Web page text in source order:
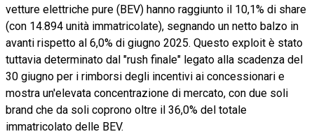
vetture elettriche pure (BEV) hanno raggiunto il 10,1% di share
(con 14.894 unità immatricolate), segnando un netto balzo in
avanti rispetto al 6,0% di giugno 2025. Questo exploit è stato
tuttavia determinato dal "rush finale" legato alla scadenza del
30 giugno per i rimborsi degli incentivi ai concessionari e
mostra un'elevata concentrazione di mercato, con due soli
brand che da soli coprono oltre il 36,0% del totale
immatricolato delle BEV.